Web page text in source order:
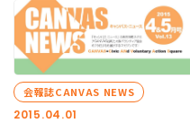
2015.04.01
会報誌CANVAS NEWS